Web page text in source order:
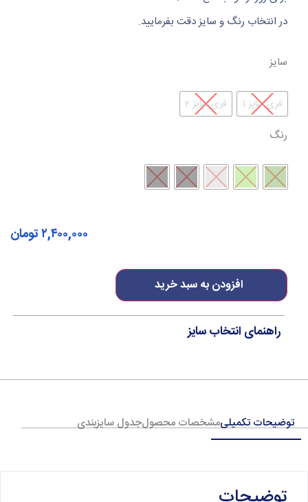
در انتخاب رنگ و سایز دقت بفرمایید.
سایز
فری سایز 1 فری سایز 2
رنگ
افزودن به سبد خرید
۲,۴۰۰,۰۰۰تومان
راهنمای انتخاب سایز
توضیحات تکمیلیمشخصات محصولجدول سایزبندی